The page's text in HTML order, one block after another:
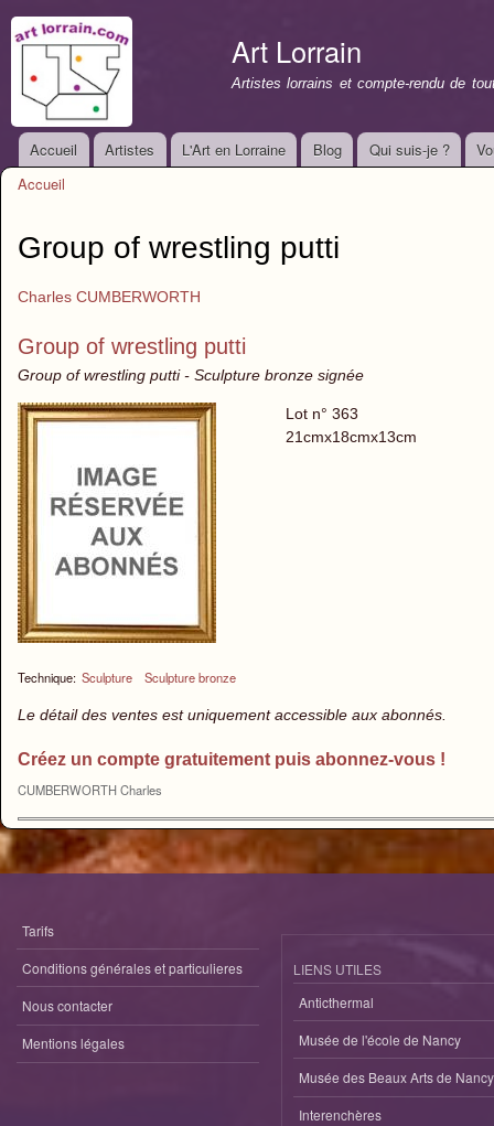
Art Lorrain
Artistes lorrains et compte-rendu de
Menu principal
Accueil Artistes L'Art en Lorraine Blog Qui suis-je ?
Accueil
Group of wrestling putti
Charles CUMBERWORTH
Group of wrestling putti
Group of wrestling putti - Sculpture bronze signée
Technique: Sculpture Sculpture bronze
Lot n° 363
21cmx18cmx13cm
Le détail des ventes est uniquement accessible aux abonnés.
Créez un compte gratuitement puis abonnez-vous !
CUMBERWORTH Charles
Tarifs
Conditions générales et particulieres
Nous contacter
Mentions légales
LIENS UTILES
Anticthermal
Musée de l'école de Nancy
Musée des Beaux Arts de Nancy
Interenchères